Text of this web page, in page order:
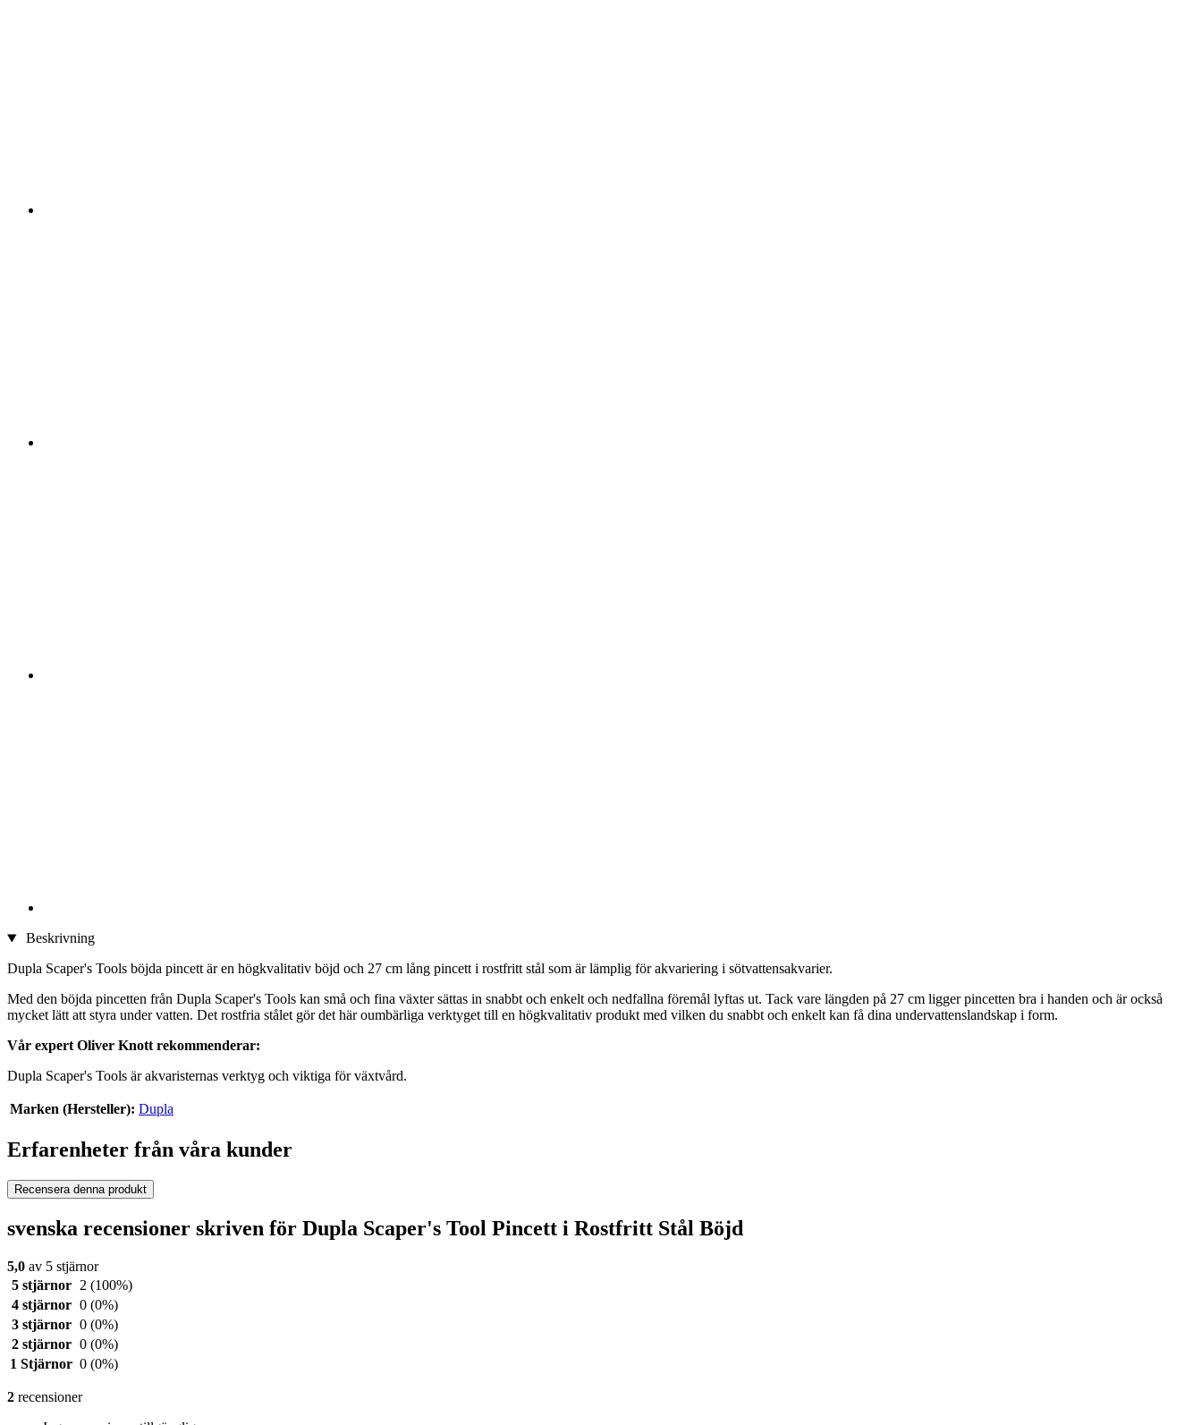
Beskrivning
Dupla Scaper's Tools böjda pincett är en högkvalitativ böjd och 27 cm lång pincett i rostfritt stål som är lämplig för akvariering i sötvattensakvarier.
Med den böjda pincetten från Dupla Scaper's Tools kan små och fina växter sättas in snabbt och enkelt och nedfallna föremål lyftas ut. Tack vare längden på 27 cm ligger pincetten bra i handen och är också
mycket lätt att styra under vatten. Det rostfria stålet gör det här oumbärliga verktyget till en högkvalitativ produkt med vilken du snabbt och enkelt kan få dina undervattenslandskap i form.
Vår expert Oliver Knott rekommenderar:
Dupla Scaper's Tools är akvaristernas verktyg och viktiga för växtvård.
Marken (Hersteller): Dupla
Erfarenheter från våra kunder
Recensera denna produkt
svenska recensioner skriven för Dupla Scaper's Tool Pincett i Rostfritt Stål Böjd
5,0 av 5 stjärnor
5 stjärnor
2 (100%)
4 stjärnor 0 (0%)
3 stjärnor 0 (0%)
2 stjärnor 0 (0%)
1 Stjärnor 0 (0%)
2 recensioner